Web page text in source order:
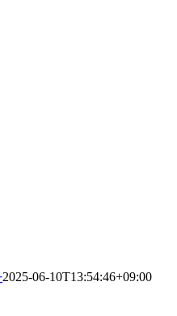
2025-06-10T13:54:46+09:00